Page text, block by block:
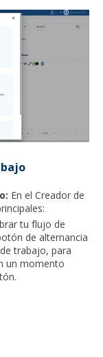
En el Creador de
tu flujo de
de alternancia
trabajo, para
un momento